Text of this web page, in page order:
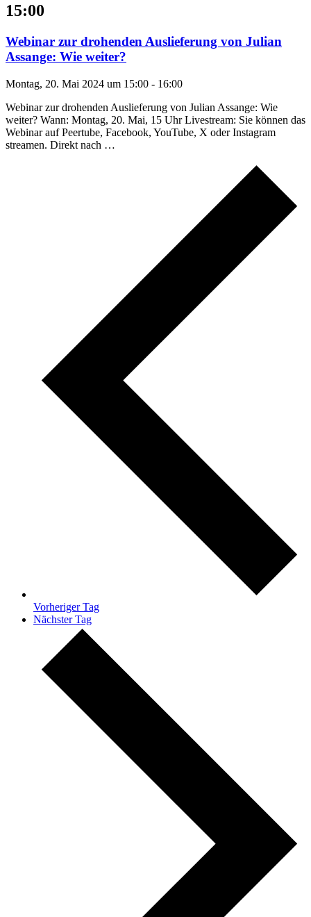
15:00
Webinar zur drohenden Auslieferung von Julian
Assange: Wie weiter?
Montag, 20. Mai 2024 um 15:00 - 16:00
Webinar zur drohenden Auslieferung von Julian Assange: Wie
weiter? Wann: Montag, 20. Mai, 15 Uhr Livestream: Sie können das
Webinar auf Peertube, Facebook, YouTube, X oder Instagram
streamen. Direkt nach …
Vorheriger Tag
Nächster Tag